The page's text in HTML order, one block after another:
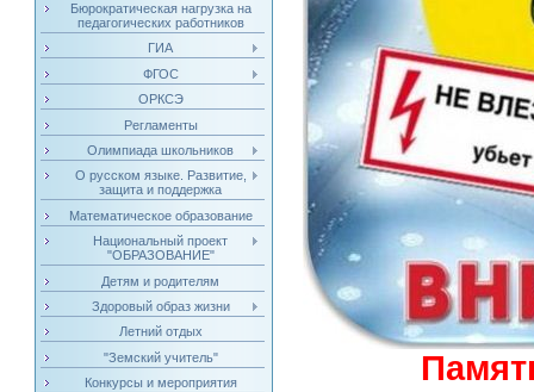
Бюрократическая нагрузка на
педагогических работников
ГИА
ФГОС
ОРКСЭ
Регламенты
Олимпиада школьников
О русском языке. Развитие,
защита и поддержка
Математическое образование
Национальный проект
"ОБРАЗОВАНИЕ"
Детям и родителям
Здоровый образ жизни
Летний отдых
"Земский учитель"
Конкурсы и мероприятия